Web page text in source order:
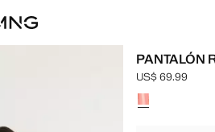
PANTALÓN
Precio actual
US$ 69.99
Selecciona un